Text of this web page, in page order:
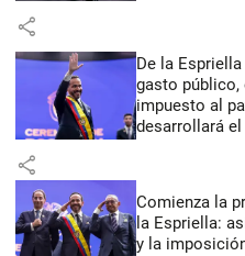
share
De la
gasto público,
impuesto al
desarrollará
share
Comienza la
la Espriella:
y la